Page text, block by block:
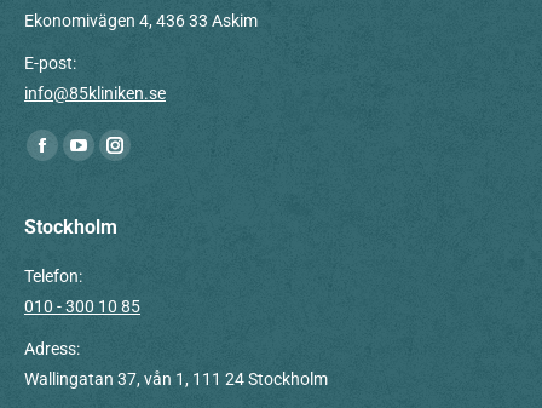
Ekonomivägen 4, 436 33 Askim
E-post:
info@85kliniken.se
Du hittar oss på:
Facebook
opens
new
window
YouTube
opens
new
window
Instagram
opens
window
Stockholm
Telefon:
010 - 300 10 85
Adress:
Wallingatan 37, vån 1, 111 24 Stockholm